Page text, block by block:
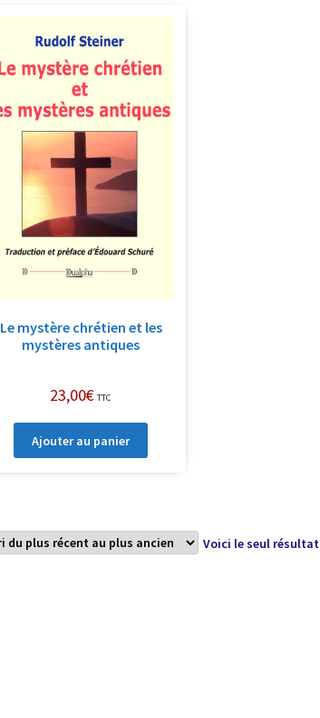
Le mystère chrétien et les
mystères antiques
23,00€ TTC
Ajouter au panier
Voici le seul résultat